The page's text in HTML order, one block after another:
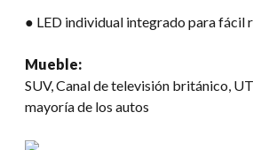
● LED individual integrado para fácil
Mueble:
SUV, Canal de televisión británico,
mayoría de los autos